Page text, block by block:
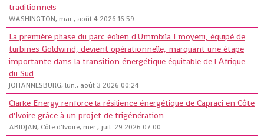
traditionnels
WASHINGTON, mar., août 4 2026 16:59
La première phase du parc éolien d'Ummbila Emoyeni, équipé de
turbines Goldwind, devient opérationnelle, marquant une étape
importante dans la transition énergétique équitable de l'Afrique
du Sud
JOHANNESBURG, lun., août 3 2026 00:24
Clarke Energy renforce la résilience énergétique de Capraci en Côte
d'Ivoire grâce à un projet de trigénération
ABIDJAN, Côte d'Ivoire, mer., juil. 29 2026 07:00